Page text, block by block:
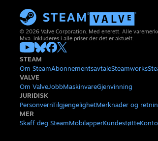
© 2026 Valve Corporation. Med enerett. Alle
Mva. inkluderes i alle priser der det er aktuelt.
STEAM
Om SteamAbonnementsavtaleSteamworks
VALVE
Om ValveJobbMaskinvareGjenvinning
JURIDISK
PersonvernTilgjengelighetMerknader og
MER
Skaff deg SteamMobilapperKundestøtteKonto